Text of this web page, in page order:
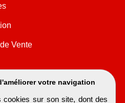
votre navigation
cookies sur son site, dont des
Vente